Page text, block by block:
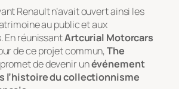
Renault n’avait ouvert ainsi les
au public et aux
En réunissantArtcurial Motorcars
de ce projet commun,The
promet de devenir unévénement
l’histoire du collectionnisme